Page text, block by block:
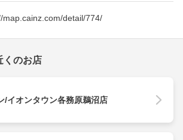
map.cainz.com/detail/774/
くのお店
/イオンタウン各務原鵜沼店